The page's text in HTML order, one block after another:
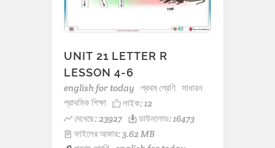
UNIT 21 LETTER R
LESSON 4-6
english for today প্রথম শ্রেণি সাধারন
প্রাথমিক শিক্ষা
লাইক:12
দেখেছে: 23927
ডাউনলোড: 16473
ফাইলের আকার: 3.62 MB